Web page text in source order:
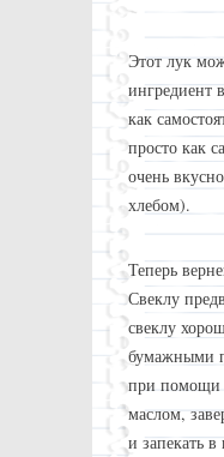
Этот лук
ингредиент
как
просто как
очень
хлебом).
Теперь
Свеклу
свеклу
бумажными
при помощи
маслом,
и запекать в